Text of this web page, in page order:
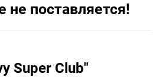
не поставляется!
Super Club"